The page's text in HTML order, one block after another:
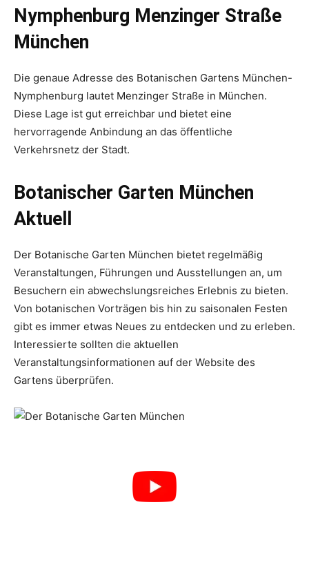
Nymphenburg Menzinger Straße
München
Die genaue Adresse des Botanischen Gartens München-
Nymphenburg lautet Menzinger Straße in München.
Diese Lage ist gut erreichbar und bietet eine
hervorragende Anbindung an das öffentliche
Verkehrsnetz der Stadt.
Botanischer Garten München
Aktuell
Der Botanische Garten München bietet regelmäßig
Veranstaltungen, Führungen und Ausstellungen an, um
Besuchern ein abwechslungsreiches Erlebnis zu bieten.
Von botanischen Vorträgen bis hin zu saisonalen Festen
gibt es immer etwas Neues zu entdecken und zu erleben.
Interessierte sollten die aktuellen
Veranstaltungsinformationen auf der Website des
Gartens überprüfen.